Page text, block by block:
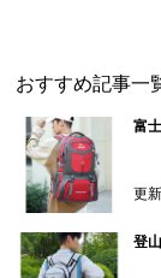
おすすめ記事一
富
更
登